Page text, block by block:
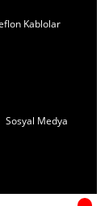
Kablolar
Sosyal Medya